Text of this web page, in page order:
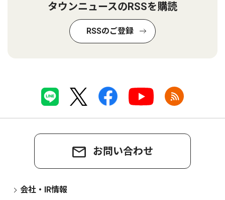
タウンニュースのRSSを購読
RSSのご登録
お問い合わせ
会社・IR情報